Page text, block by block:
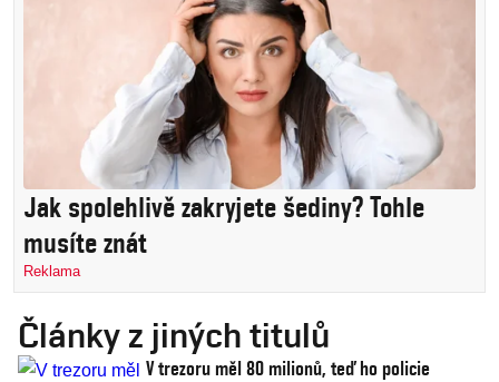
Jak spolehlivě zakryjete šediny? Tohle
musíte znát
Reklama
Články z jiných titulů
V trezoru měl 80 milionů, teď ho policie